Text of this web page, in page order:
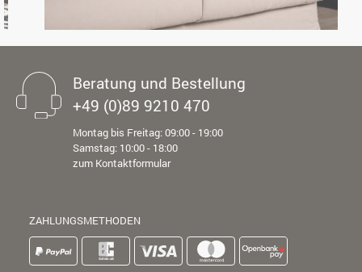
Beratung und Bestellung
+49 (0)89 9210 470
Montag bis Freitag: 09:00 - 19:00
Samstag: 10:00 - 18:00
zum Kontaktformular
ZAHLUNGSMETHODEN